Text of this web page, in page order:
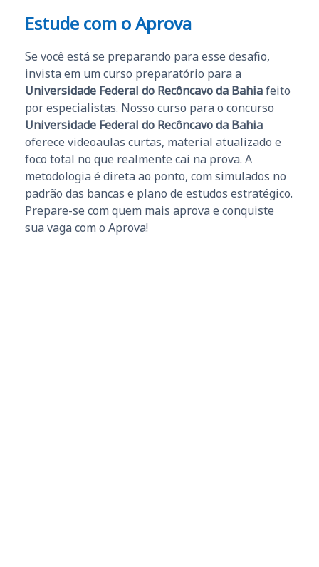
Estude com o Aprova
Se você está se preparando para esse desafio,
invista em um curso preparatório para a
Universidade Federal do Recôncavo da Bahiafeito
por especialistas. Nosso curso para o concurso
Universidade Federal do Recôncavo da Bahia
oferece videoaulas curtas, material atualizado e
foco total no que realmente cai na prova. A
metodologia é direta ao ponto, com simulados no
padrão das bancas e plano de estudos estratégico.
Prepare-se com quem mais aprova e conquiste
sua vaga com o Aprova!